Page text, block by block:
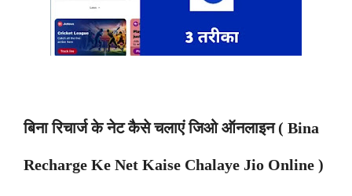
बिना रिचार्ज के नेट कैसे चलाएं जिओ ऑनलाइन ( Bina
Recharge Ke Net Kaise Chalaye Jio Online )